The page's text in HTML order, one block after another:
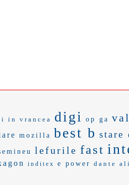
in vrancea digi op ga
mozilla best b stare
lefurile fast
inditex e power dante